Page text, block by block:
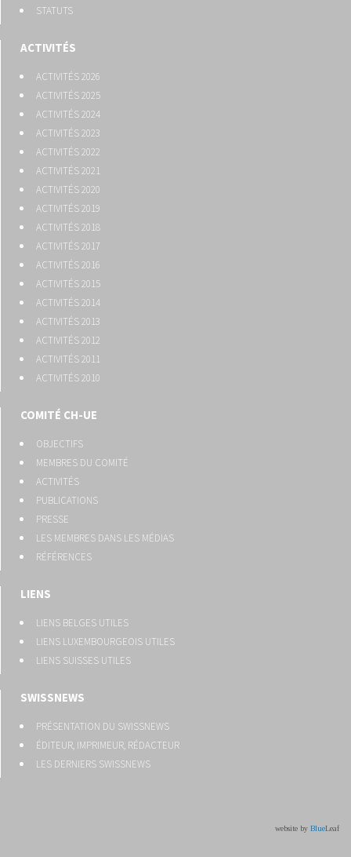
STATUTS
ACTIVITÉS
ACTIVITÉS 2026
ACTIVITÉS 2025
ACTIVITÉS 2024
ACTIVITÉS 2023
ACTIVITÉS 2022
ACTIVITÉS 2021
ACTIVITÉS 2020
ACTIVITÉS 2019
ACTIVITÉS 2018
ACTIVITÉS 2017
ACTIVITÉS 2016
ACTIVITÉS 2015
ACTIVITÉS 2014
ACTIVITÉS 2013
ACTIVITÉS 2012
ACTIVITÉS 2011
ACTIVITÉS 2010
COMITÉ CH-UE
OBJECTIFS
MEMBRES DU COMITÉ
ACTIVITÉS
PUBLICATIONS
PRESSE
LES MEMBRES DANS LES MÉDIAS
RÉFÉRENCES
LIENS
LIENS BELGES UTILES
LIENS LUXEMBOURGEOIS UTILES
LIENS SUISSES UTILES
SWISSNEWS
PRÉSENTATION DU SWISSNEWS
ÉDITEUR, IMPRIMEUR, RÉDACTEUR
LES DERNIERS SWISSNEWS
website by BlueLeaf